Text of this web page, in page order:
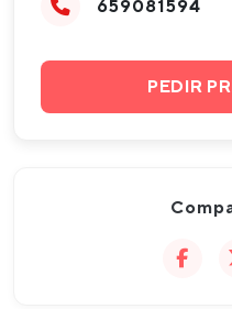
659081594
PEDIR